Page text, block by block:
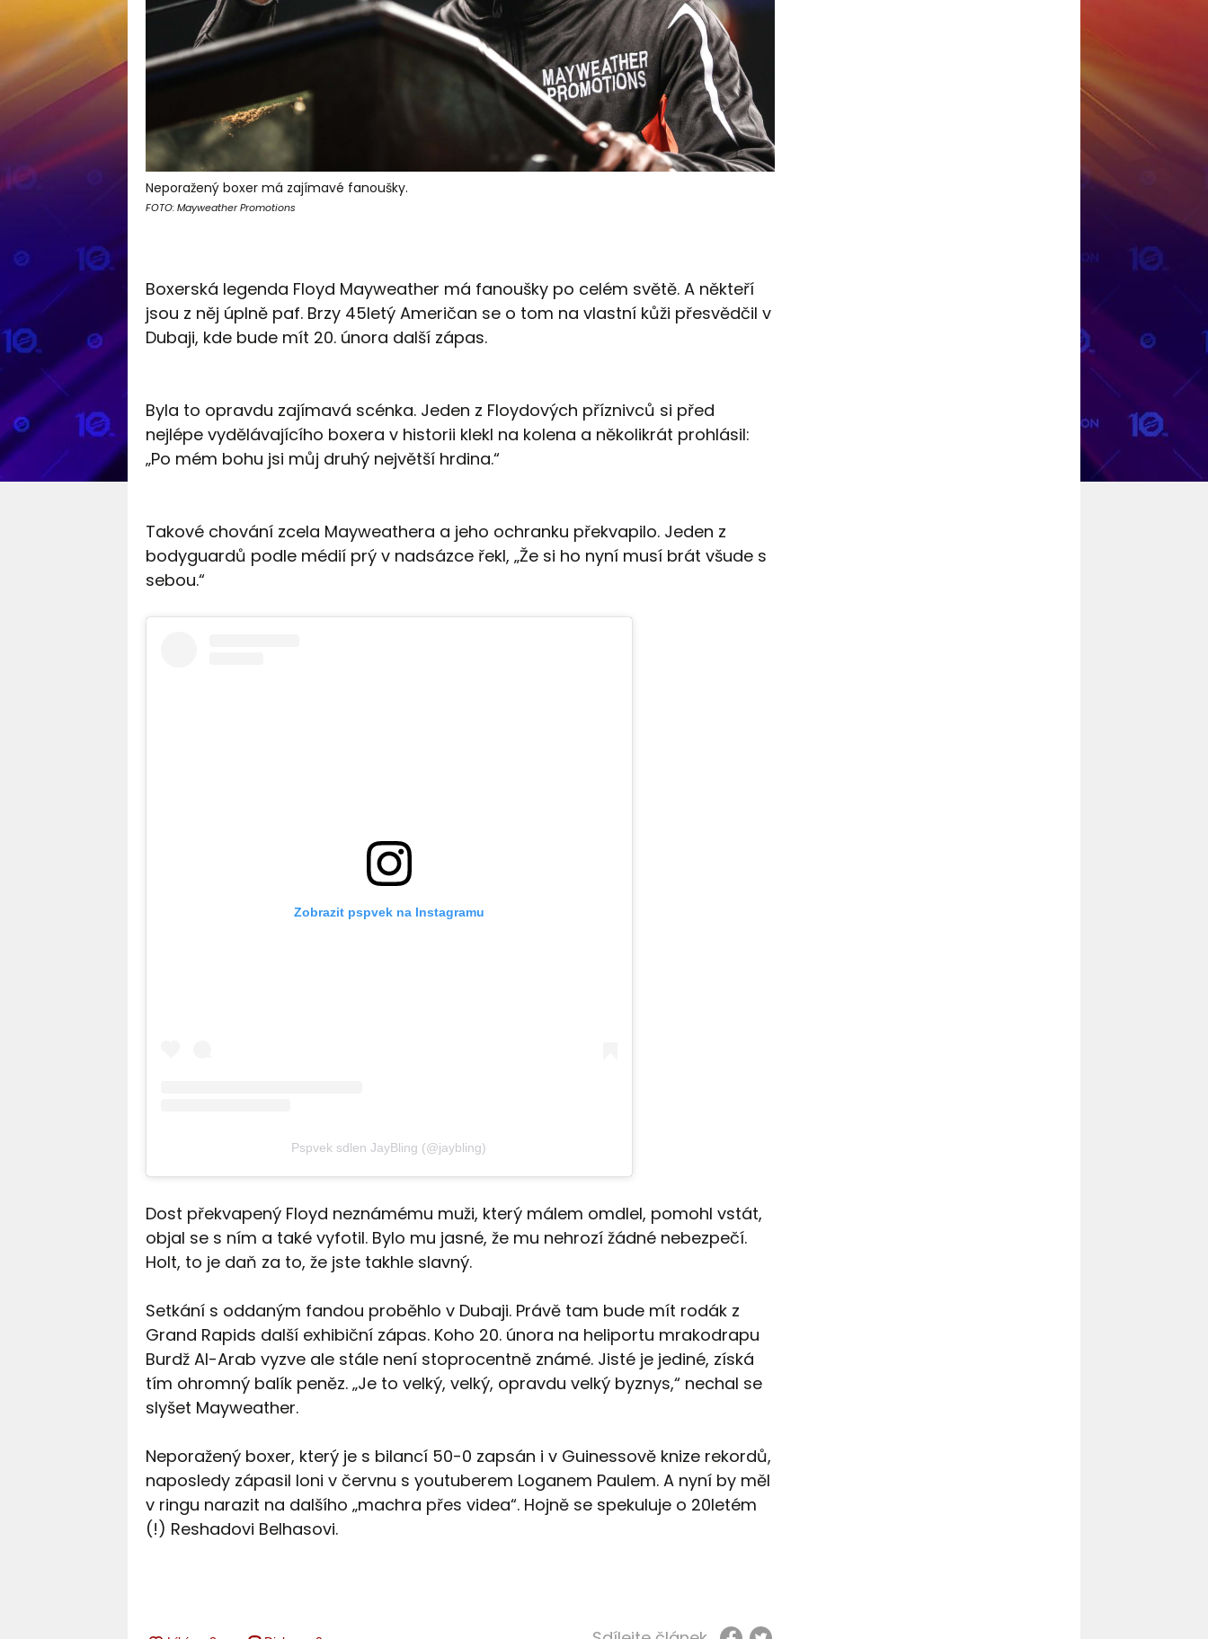
Neporažený boxer má zajímavé fanoušky.
FOTO: Mayweather Promotions
Boxerská legenda Floyd Mayweather má fanoušky po celém světě. A někteří
jsou z něj úplně paf. Brzy 45letý Američan se o tom na vlastní kůži přesvědčil v
Dubaji, kde bude mít 20. února další zápas.
Byla to opravdu zajímavá scénka. Jeden z Floydových příznivců si před
nejlépe vydělávajícího boxera v historii klekl na kolena a několikrát prohlásil:
„Po mém bohu jsi můj druhý největší hrdina.“
Takové chování zcela Mayweathera a jeho ochranku překvapilo. Jeden z
bodyguardů podle médií prý v nadsázce řekl, „Že si ho nyní musí brát všude s
sebou.“
Zobrazit pspvek na Instagramu
Pspvek sdlen JayBling (@jaybling)
Dost překvapený Floyd neznámému muži, který málem omdlel, pomohl vstát,
objal se s ním a také vyfotil. Bylo mu jasné, že mu nehrozí žádné nebezpečí.
Holt, to je daň za to, že jste takhle slavný.
Setkání s oddaným fandou proběhlo v Dubaji. Právě tam bude mít rodák z
Grand Rapids další exhibiční zápas. Koho 20. února na heliportu mrakodrapu
Burdž Al-Arab vyzve ale stále není stoprocentně známé. Jisté je jediné, získá
tím ohromný balík peněz. „Je to velký, velký, opravdu velký byznys,“ nechal se
slyšet Mayweather.
Neporažený boxer, který je s bilancí 50-0 zapsán i v Guinessově knize rekordů,
naposledy zápasil loni v červnu s youtuberem Loganem Paulem. A nyní by měl
v ringu narazit na dalšího „machra přes videa“. Hojně se spekuluje o 20letém
(!) Reshadovi Belhasovi.